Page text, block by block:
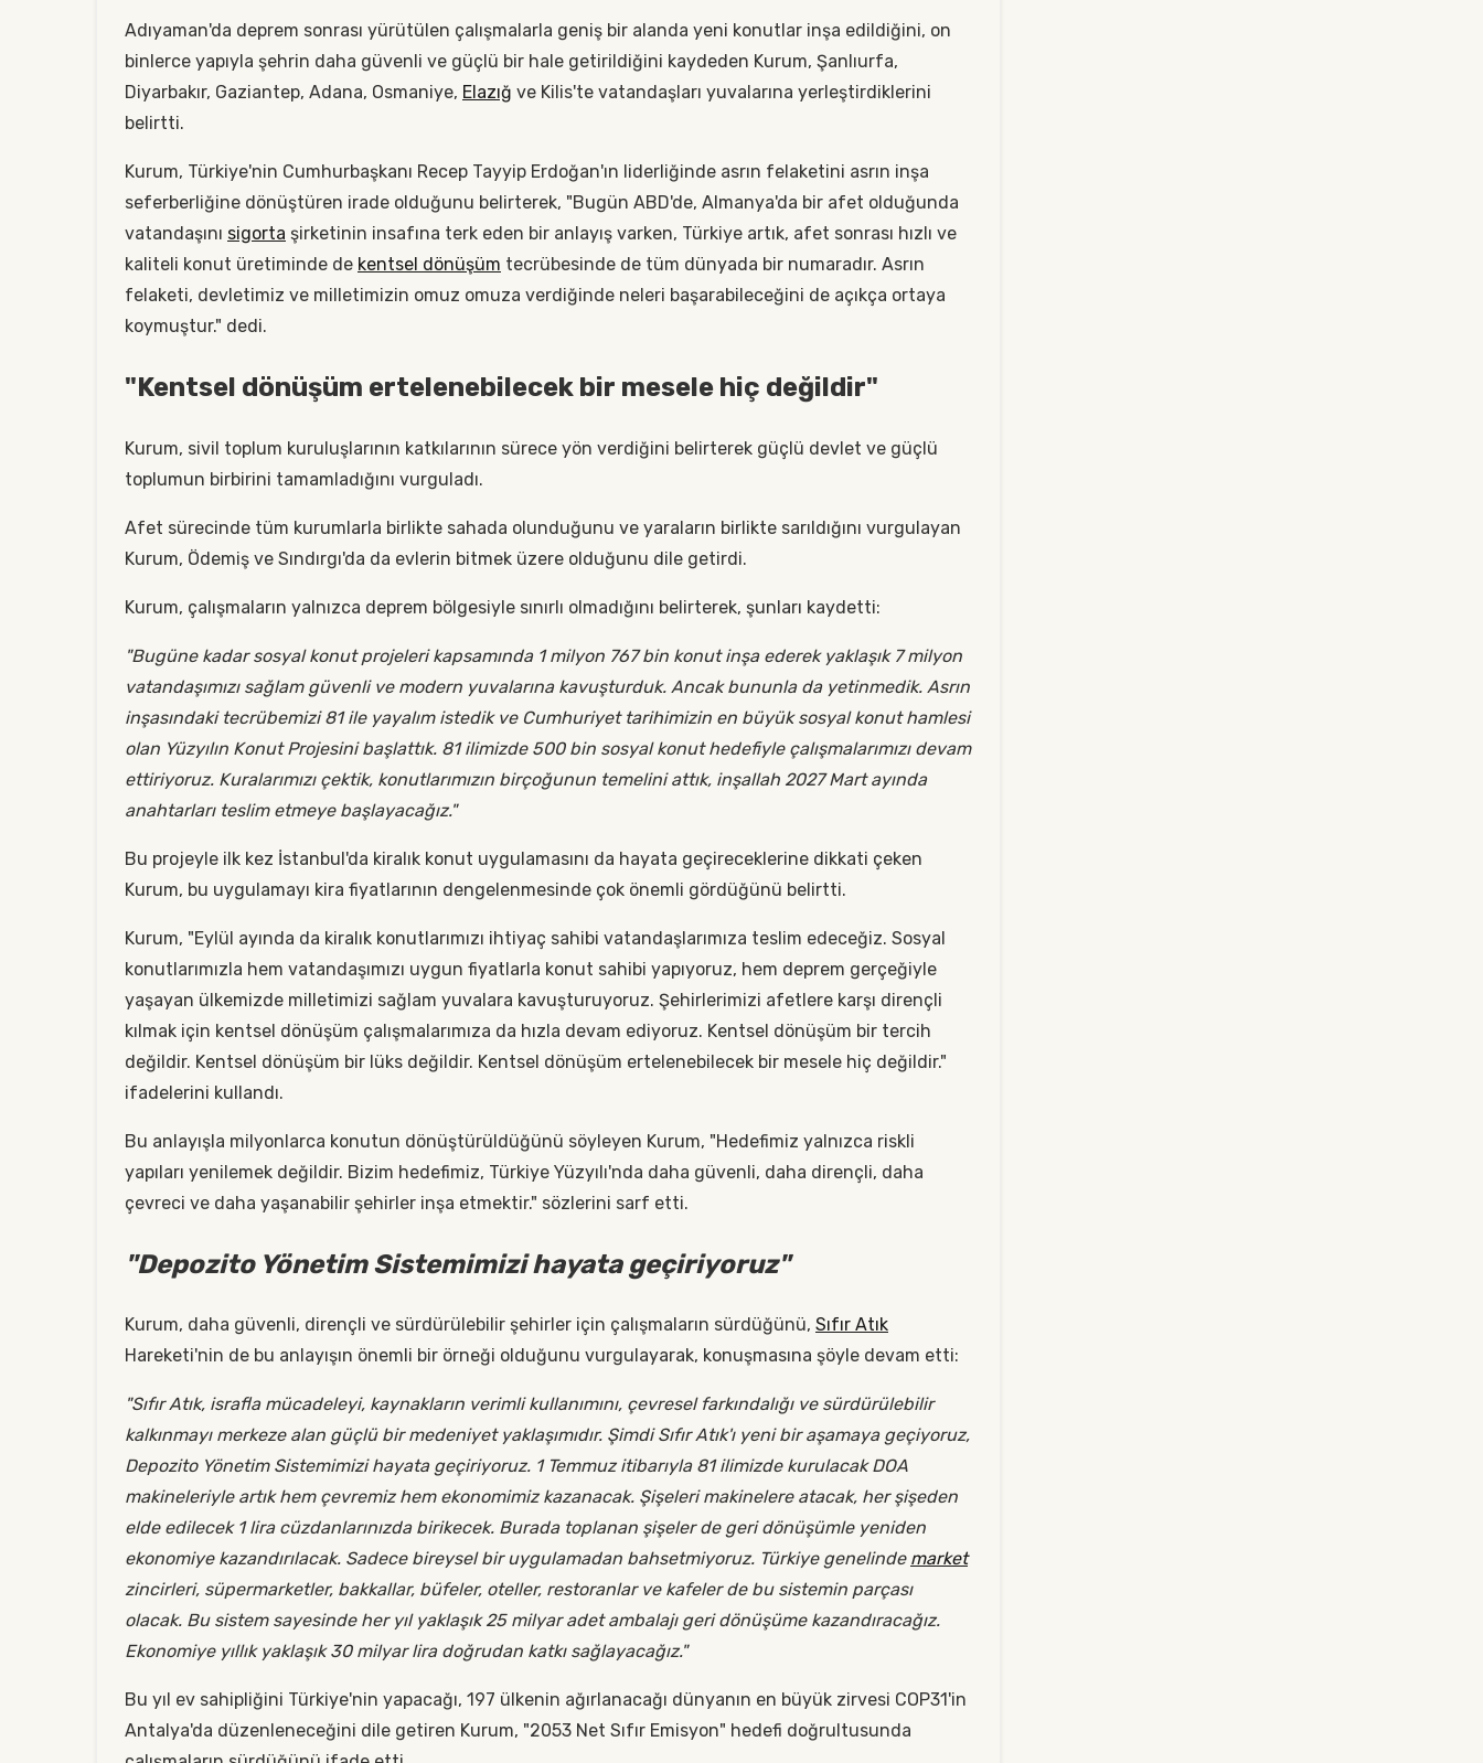
Adıyaman'da deprem sonrası yürütülen çalışmalarla geniş bir alanda yeni konutlar inşa edildiğini, on
binlerce yapıyla şehrin daha güvenli ve güçlü bir hale getirildiğini kaydeden Kurum, Şanlıurfa,
Diyarbakır, Gaziantep, Adana, Osmaniye, Elazığ ve Kilis'te vatandaşları yuvalarına yerleştirdiklerini
belirtti.
Kurum, Türkiye'nin Cumhurbaşkanı Recep Tayyip Erdoğan'ın liderliğinde asrın felaketini asrın inşa
seferberliğine dönüştüren irade olduğunu belirterek, "Bugün ABD'de, Almanya'da bir afet olduğunda
vatandaşını sigorta şirketinin insafına terk eden bir anlayış varken, Türkiye artık, afet sonrası hızlı ve
kaliteli konut üretiminde de kentsel dönüşüm tecrübesinde de tüm dünyada bir numaradır. Asrın
felaketi, devletimiz ve milletimizin omuz omuza verdiğinde neleri başarabileceğini de açıkça ortaya
koymuştur." dedi.
"Kentsel dönüşüm ertelenebilecek bir mesele hiç değildir"
Kurum, sivil toplum kuruluşlarının katkılarının sürece yön verdiğini belirterek güçlü devlet ve güçlü
toplumun birbirini tamamladığını vurguladı.
Afet sürecinde tüm kurumlarla birlikte sahada olunduğunu ve yaraların birlikte sarıldığını vurgulayan
Kurum, Ödemiş ve Sındırgı'da da evlerin bitmek üzere olduğunu dile getirdi.
Kurum, çalışmaların yalnızca deprem bölgesiyle sınırlı olmadığını belirterek, şunları kaydetti:
"Bugüne kadar sosyal konut projeleri kapsamında 1 milyon 767 bin konut inşa ederek yaklaşık 7 milyon
vatandaşımızı sağlam güvenli ve modern yuvalarına kavuşturduk. Ancak bununla da yetinmedik. Asrın
inşasındaki tecrübemizi 81 ile yayalım istedik ve Cumhuriyet tarihimizin en büyük sosyal konut hamlesi
olan Yüzyılın Konut Projesini başlattık. 81 ilimizde 500 bin sosyal konut hedefiyle çalışmalarımızı devam
ettiriyoruz. Kuralarımızı çektik, konutlarımızın birçoğunun temelini attık, inşallah 2027 Mart ayında
anahtarları teslim etmeye başlayacağız."
Bu projeyle ilk kez İstanbul'da kiralık konut uygulamasını da hayata geçireceklerine dikkati çeken
Kurum, bu uygulamayı kira fiyatlarının dengelenmesinde çok önemli gördüğünü belirtti.
Kurum, "Eylül ayında da kiralık konutlarımızı ihtiyaç sahibi vatandaşlarımıza teslim edeceğiz. Sosyal
konutlarımızla hem vatandaşımızı uygun fiyatlarla konut sahibi yapıyoruz, hem deprem gerçeğiyle
yaşayan ülkemizde milletimizi sağlam yuvalara kavuşturuyoruz. Şehirlerimizi afetlere karşı dirençli
kılmak için kentsel dönüşüm çalışmalarımıza da hızla devam ediyoruz. Kentsel dönüşüm bir tercih
değildir. Kentsel dönüşüm bir lüks değildir. Kentsel dönüşüm ertelenebilecek bir mesele hiç değildir."
ifadelerini kullandı.
Bu anlayışla milyonlarca konutun dönüştürüldüğünü söyleyen Kurum, "Hedefimiz yalnızca riskli
yapıları yenilemek değildir. Bizim hedefimiz, Türkiye Yüzyılı'nda daha güvenli, daha dirençli, daha
çevreci ve daha yaşanabilir şehirler inşa etmektir." sözlerini sarf etti.
"Depozito Yönetim Sistemimizi hayata geçiriyoruz"
Kurum, daha güvenli, dirençli ve sürdürülebilir şehirler için çalışmaların sürdüğünü, Sıfır Atık
Hareketi'nin de bu anlayışın önemli bir örneği olduğunu vurgulayarak, konuşmasına şöyle devam etti:
"Sıfır Atık, israfla mücadeleyi, kaynakların verimli kullanımını, çevresel farkındalığı ve sürdürülebilir
kalkınmayı merkeze alan güçlü bir medeniyet yaklaşımıdır. Şimdi Sıfır Atık'ı yeni bir aşamaya geçiyoruz,
Depozito Yönetim Sistemimizi hayata geçiriyoruz. 1 Temmuz itibarıyla 81 ilimizde kurulacak DOA
makineleriyle artık hem çevremiz hem ekonomimiz kazanacak. Şişeleri makinelere atacak, her şişeden
elde edilecek 1 lira cüzdanlarınızda birikecek. Burada toplanan şişeler de geri dönüşümle yeniden
ekonomiye kazandırılacak. Sadece bireysel bir uygulamadan bahsetmiyoruz. Türkiye genelinde market
zincirleri, süpermarketler, bakkallar, büfeler, oteller, restoranlar ve kafeler de bu sistemin parçası
olacak. Bu sistem sayesinde her yıl yaklaşık 25 milyar adet ambalajı geri dönüşüme kazandıracağız.
Ekonomiye yıllık yaklaşık 30 milyar lira doğrudan katkı sağlayacağız."
Bu yıl ev sahipliğini Türkiye'nin yapacağı, 197 ülkenin ağırlanacağı dünyanın en büyük zirvesi COP31'in
Antalya'da düzenleneceğini dile getiren Kurum, "2053 Net Sıfır Emisyon" hedefi doğrultusunda